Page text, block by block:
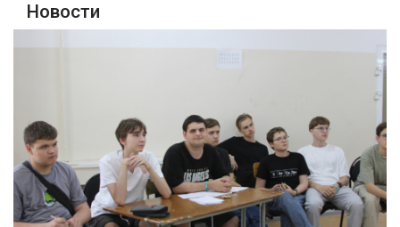
Новости